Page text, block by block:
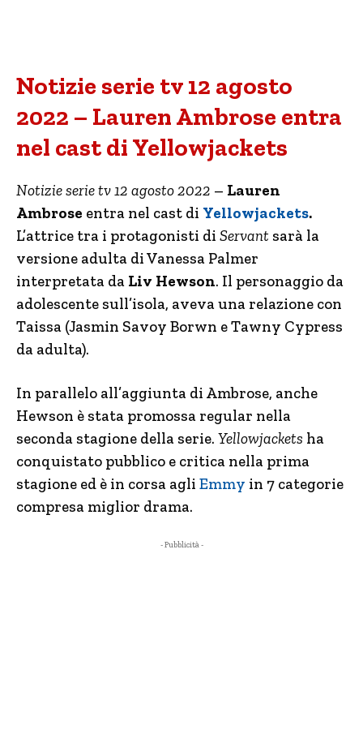
Notizie serie tv 12 agosto
2022 – Lauren Ambrose entra
nel cast di Yellowjackets
Notizie serie tv 12 agosto 2022 – Lauren
Ambrose entra nel cast di Yellowjackets.
L’attrice tra i protagonisti di Servant sarà la
versione adulta di Vanessa Palmer
interpretata da Liv Hewson. Il personaggio da
adolescente sull’isola, aveva una relazione con
Taissa (Jasmin Savoy Borwn e Tawny Cypress
da adulta).
In parallelo all’aggiunta di Ambrose, anche
Hewson è stata promossa regular nella
seconda stagione della serie. Yellowjackets ha
conquistato pubblico e critica nella prima
stagione ed è in corsa agli Emmy in 7 categorie
compresa miglior drama.
- Pubblicità -